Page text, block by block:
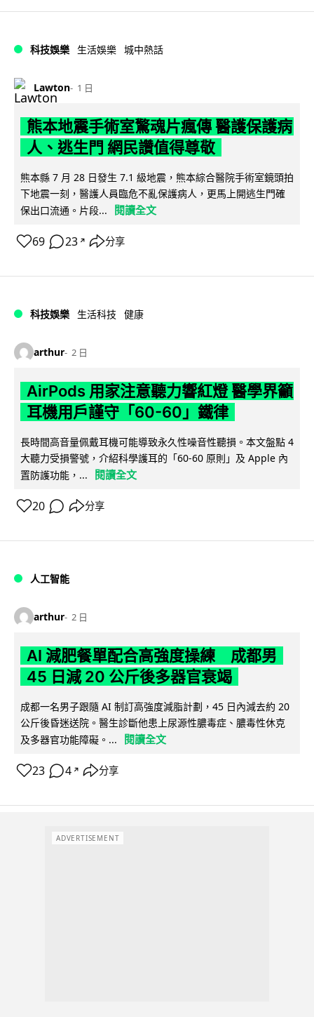
科技娛樂 生活娛樂 城中熱話
Lawton 1 日
熊本地震手術室驚魂片瘋傳 醫護保護病
人、逃生門 網民讚值得尊敬
熊本縣 7 月 28 日發生 7.1 級地震，熊本綜合醫院手術室鏡頭拍
下地震一刻，醫護人員臨危不亂保護病人，更馬上開逃生門確
保出口流通。片段...
閱讀全文
69 23 ↗ 分享
科技娛樂 生活科技 健康
arthur 2 日
AirPods 用家注意聽力響紅燈 醫學界籲
耳機用戶謹守「60-60」鐵律
長時間高音量佩戴耳機可能導致永久性噪音性聽損。本文盤點 4
大聽力受損警號，介紹科學護耳的「60-60 原則」及 Apple 內
置防護功能，...
閱讀全文
20 分享
人工智能
arthur 2 日
AI 減肥餐單配合高強度操練 成都男
45 日減 20 公斤後多器官衰竭
成都一名男子跟隨 AI 制訂高強度減脂計劃，45 日內減去約 20
公斤後昏迷送院。醫生診斷他患上尿源性膿毒症、膿毒性休克
及多器官功能障礙。...
閱讀全文
23 4 ↗ 分享
ADVERTISEMENT